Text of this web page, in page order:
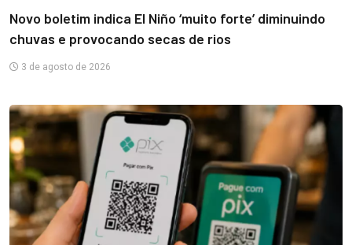
Novo boletim indica El Niño ‘muito forte’ diminuindo
chuvas e provocando secas de rios
3 de agosto de 2026